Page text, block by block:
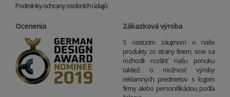
Podmínky ochrany osobních údajů
Ocenenia Zákazková výroba
S rastúcim záujmom o naše
produkty zo strany firiem, sme sa
rozhodli rozšíriť našu ponuku
taktiež o možnosť výroby
reklamných predmetov s logom
firmy alebo personifikáciou podľa